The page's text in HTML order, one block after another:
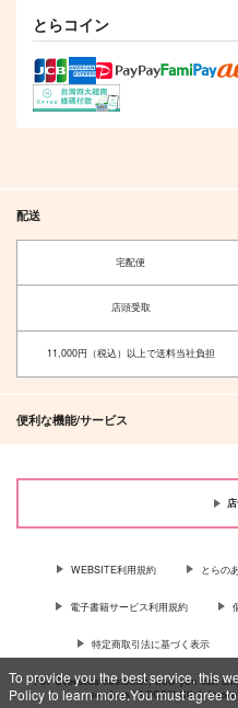
To provide you the best service, this
Policy to learn more.You must agree
とらコイン
配送
宅配便
店頭受取
11,000円（税込）以上で送料当社負担
便利な機能/サービス
WEBSITE利用規約 とらの
電子書籍サービス利用規約
特定商取引法に基づく表示
For Overseas customer, now you can
services “AOCS”! Click